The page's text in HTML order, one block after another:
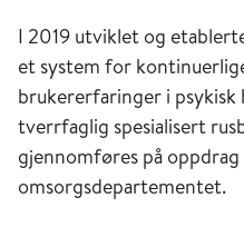
I 2019 utviklet og
et system for
brukererfaringer i psykisk
tverrfaglig spesialisert
gjennomføres på
omsorgsdepartementet.